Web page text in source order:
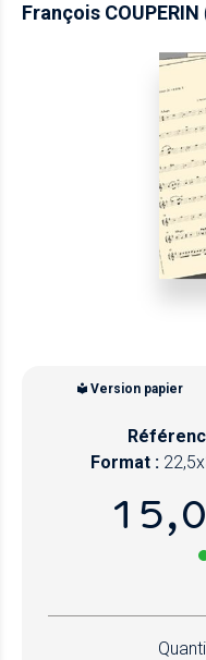
François COUPERIN
Version papier
Format :